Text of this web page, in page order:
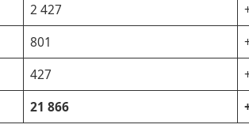
2 427
801
427
21 866